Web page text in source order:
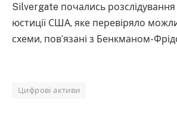
Silvergate почались розслідування
юстиції США, яке перевіряло
схеми, пов’язані з Бенкманом-
Цифрові активи